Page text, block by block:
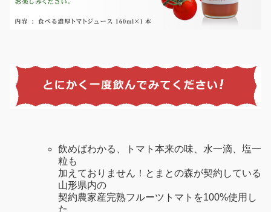
飲めばわかる、トマト本来の味、水一滴、塩一
粒も
加えておりません！とまとの森が契約している
山形県内の
契約農家産完熟フルーツトマトを100%使用し
た